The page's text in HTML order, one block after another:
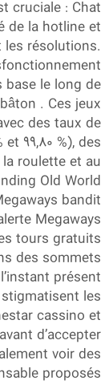
cruciale : Chat
de la hotline et
les résolutions.
base le long de
. Ces jeux
des taux de
99,80 %), des
la roulette et au
Old World
bandit
Megaways
tours gratuits
des sommets
présent
les
cassino et
d’accepter
voir des
proposés.